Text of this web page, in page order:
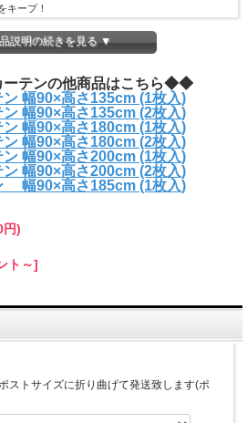
キープ！
に引っ掛けるだけ！
ク)約w1.6×h2.7cm
く変更されることがあります。
けします。(クリックポスト便)
説明の続きを見る ▼
テンの他商品はこちら◆◆
幅90×高さ135cm (1枚入)
幅90×高さ135cm (2枚入)
幅90×高さ180cm (1枚入)
幅90×高さ180cm (2枚入)
幅90×高さ200cm (1枚入)
幅90×高さ200cm (2枚入)
幅90×高さ185cm (1枚入)
円)
ト～]
ストサイズに折り曲げて発送致します(ポ